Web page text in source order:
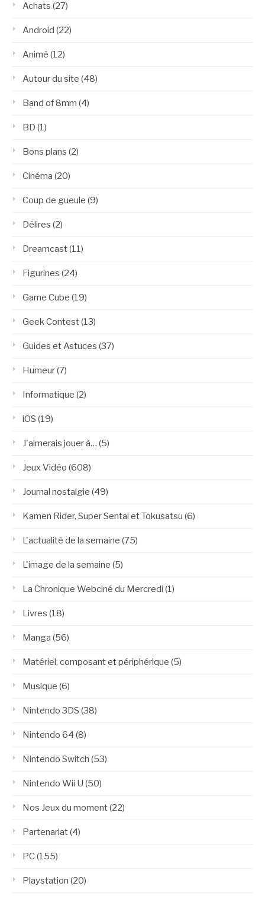
Achats (27)
Android (22)
Animé (12)
Autour du site (48)
Band of 8mm (4)
BD (1)
Bons plans (2)
Cinéma (20)
Coup de gueule (9)
Délires (2)
Dreamcast(11)
Figurines (24)
Game Cube (19)
Geek Contest(13)
Guides et Astuces (37)
Humeur(7)
Informatique (2)
iOS (19)
J'aimerais jouer à… (5)
Jeux Vidéo (608)
Journal nostalgie (49)
Kamen Rider, Super Sentai et Tokusatsu (6)
L'actualité de la semaine (75)
L'image de la semaine (5)
La Chronique Webciné du Mercredi (1)
Livres (18)
Manga (56)
Matériel, composant et périphérique (5)
Musique (6)
Nintendo 3DS (38)
Nintendo 64 (8)
Nintendo Switch (53)
Nintendo Wii U (50)
Nos Jeux du moment(22)
Partenariat(4)
PC(155)
Playstation (20)